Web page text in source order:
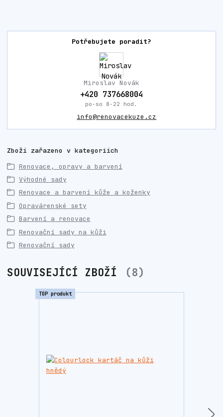
Potřebujete poradit?
Miroslav Novák
+420 737668004
po-so 8-22 hod.
info@renovacekuze.cz
Zboží zařazeno v kategoriích
Renovace, opravy a barvení
Výhodné sady
Renovace a barvení kůže a koženky
Opravárenské sety
Barvení a renovace
Renovační sady na kůži
Renovační sady
SOUVISEJÍCÍ ZBOŽÍ 8
TOP produkt